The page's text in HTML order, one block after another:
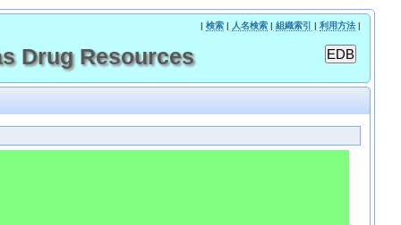
| 検索| 人名検索| 組織索引 | 利用方法|
Drug Resources